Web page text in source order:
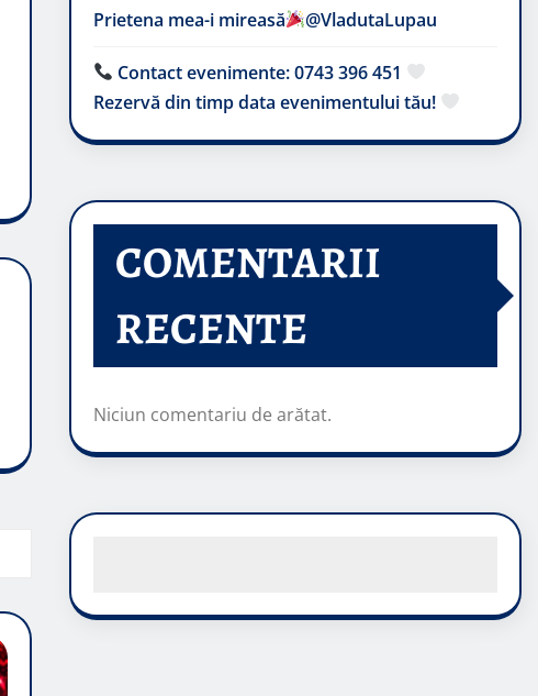
Prietena mea-i mireasă​ @VladutaLupau
Contact evenimente: 0743 396 451
Rezervă din timp data evenimentului tău!
COMENTARII
RECENTE
Niciun comentariu de arătat.